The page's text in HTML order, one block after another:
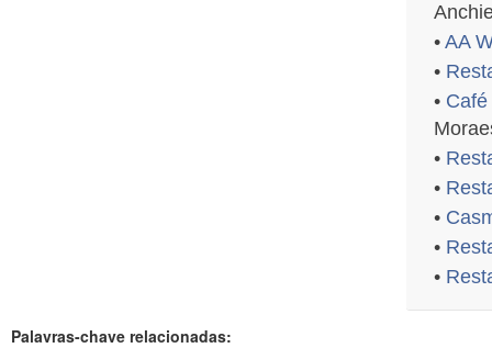
• AA
•
•
•
•
•
•
•
Palavras-chave relacionadas: